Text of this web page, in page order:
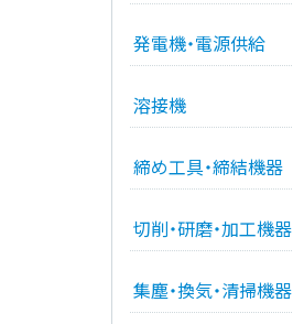
発電機・電源供給
溶接機
締め工具・締結機器
切削・研磨・加工機器
集塵・換気・清掃機器